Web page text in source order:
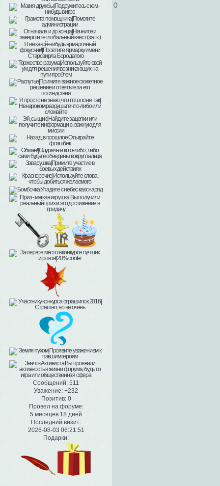
Сообщений: 511
Уважение: +232
Позитив: 0
Провел на форуме:
5 месяцев 18 дней
Последний визит:
2026-08-03 06:21:51
Подарки:
0